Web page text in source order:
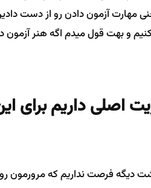
مهارت آزمون دادن رو از دست
و بهت قول میدم اگه هنر آزمون
اصلی داریم برای
دیگه فرصت نداریم که مرورمون